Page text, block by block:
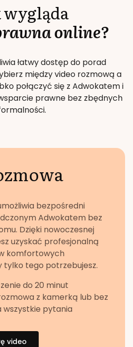
wygląda
online?
łatwy dostęp do porad
między video rozmową a
połączyć się z Adwokatem i
prawne bez zbędnych
bezpośredni
Adwokatem bez
Dzięki nowoczesnej
uzyskać profesjonalną
komfortowych
tylko tego potrzebujesz.
do 20 minut
z kamerką lub bez
wszystkie pytania
video